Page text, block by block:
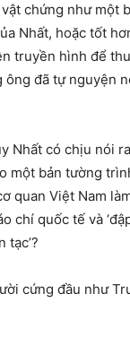
chứng như một
Nhất, hoặc tốt
truyền hình để
ông đã tự nguyện
Nhất có chịu nói
một bản tường
quan Việt Nam
chí quốc tế và
tạc’?
cứng đầu như